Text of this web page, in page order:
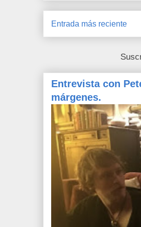
Entrada más reciente
Entrevista con
márgenes.